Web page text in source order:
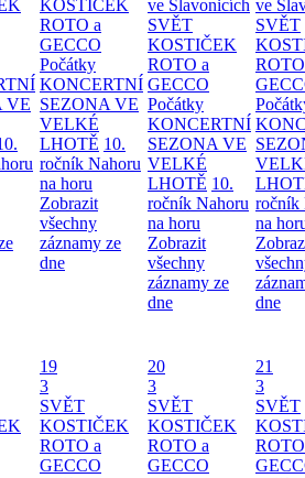
VE
KOSTIČEK
ROTO a
GECCO
Počátky
KONCERTNÍ
SEZONA VE
VELKÉ
LHOTĚ 10.
ročník Nahoru
na horu
Zobrazit
všechny
záznamy ze
dne
ve Slavonicích
SVĚT
KOSTIČEK
ROTO a
GECCO
Počátky
KONCERTNÍ
SEZONA VE
VELKÉ
LHOTĚ 10.
ročník Nahoru
na horu
Zobrazit
všechny
záznamy ze
dne
ve
SVĚT
ročník
na
dne
19
3
SVĚT
KOSTIČEK
ROTO a
GECCO
20
3
SVĚT
KOSTIČEK
ROTO a
GECCO
21
3
SVĚT